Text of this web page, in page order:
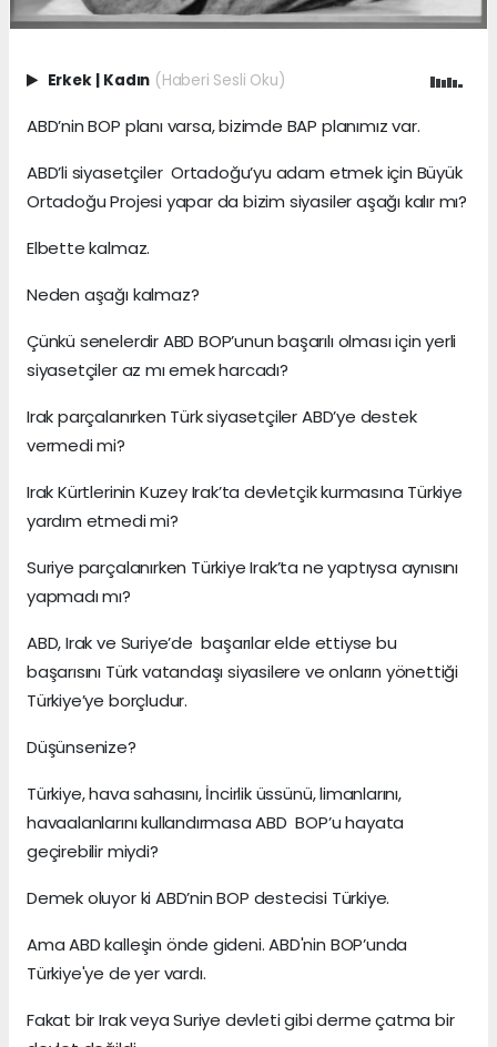
Erkek Kadın (Haberi Sesli Oku)
ABD’nin BOP planı varsa, bizimde BAP planımız var.
ABD’li siyasetçiler Ortadoğu’yu adam etmek için Büyük
Ortadoğu Projesi yapar da bizim siyasiler aşağı kalır mı?
Elbette kalmaz.
Neden aşağı kalmaz?
Çünkü senelerdir ABD BOP’unun başarılı olması için yerli
siyasetçiler az mı emek harcadı?
Irak parçalanırken Türk siyasetçiler ABD’ye destek
vermedi mi?
Irak Kürtlerinin Kuzey Irak’ta devletçik kurmasına Türkiye
yardım etmedi mi?
Suriye parçalanırken Türkiye Irak’ta ne yaptıysa aynısını
yapmadı mı?
ABD, Irak ve Suriye’de başarılar elde ettiyse bu
başarısını Türk vatandaşı siyasilere ve onların yönettiği
Türkiye’ye borçludur.
Düşünsenize?
Türkiye, hava sahasını, İncirlik üssünü, limanlarını,
havaalanlarını kullandırmasa ABD BOP’u hayata
geçirebilir miydi?
Demek oluyor ki ABD’nin BOP destecisi Türkiye.
Ama ABD kalleşin önde gideni. ABD'nin BOP’unda
Türkiye'ye de yer vardı.
Fakat bir Irak veya Suriye devleti gibi derme çatma bir